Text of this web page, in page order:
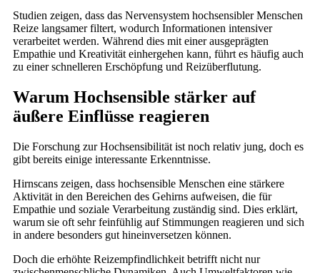
Studien zeigen, dass das Nervensystem hochsensibler Menschen
Reize langsamer filtert, wodurch Informationen intensiver
verarbeitet werden. Während dies mit einer ausgeprägten
Empathie und Kreativität einhergehen kann, führt es häufig auch
zu einer schnelleren Erschöpfung und Reizüberflutung.
Warum Hochsensible stärker auf
äußere Einflüsse reagieren
Die Forschung zur Hochsensibilität ist noch relativ jung, doch es
gibt bereits einige interessante Erkenntnisse.
Hirnscans zeigen, dass hochsensible Menschen eine stärkere
Aktivität in den Bereichen des Gehirns aufweisen, die für
Empathie und soziale Verarbeitung zuständig sind. Dies erklärt,
warum sie oft sehr feinfühlig auf Stimmungen reagieren und sich
in andere besonders gut hineinversetzen können.
Doch die erhöhte Reizempfindlichkeit betrifft nicht nur